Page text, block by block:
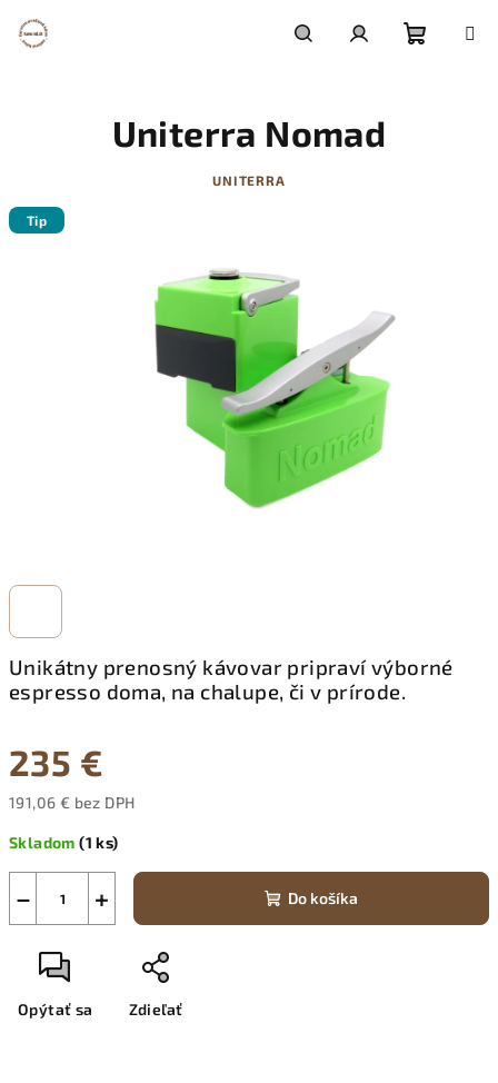
obsah
Unikátny prenosný kávovar pripraví výborné
espresso doma, na chalupe, či v prírode.
235 €
191,06 € bez DPH
cena:
Skladom(1 ks)
+
− Do košíka
Opýtať sa Zdieľať
Uniterra Nomad
UNITERRA
Tip